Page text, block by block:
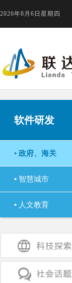
2026年8月6日星期四
软件研发
• 政府、海关
• 智慧城市
• 人文教育